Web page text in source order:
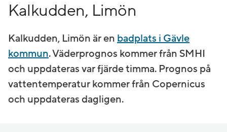
Kalkudden, Limön
Kalkudden, Limön är en badplats i Gävle
kommun. Väderprognos kommer från SMHI
och uppdateras var fjärde timma. Prognos på
vatten­temperatur kommer från Copernicus
och uppdateras dagligen.